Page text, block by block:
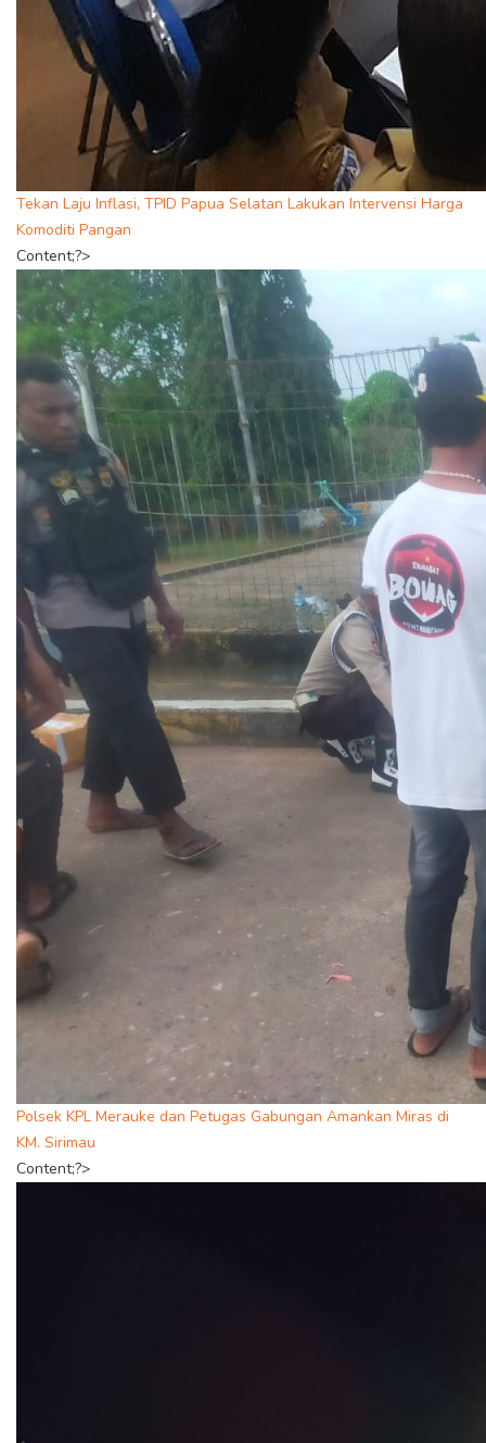
Tekan Laju Inflasi, TPID Papua Selatan Lakukan Intervensi Harga
Komoditi Pangan
Content;?>
Polsek KPL Merauke dan Petugas Gabungan Amankan Miras di
KM. Sirimau
Content;?>